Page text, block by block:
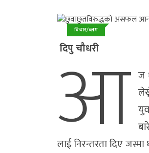
विचार/ब्लग
दिपु चौधरी
आ ज
लाई निरन्तरता दिए